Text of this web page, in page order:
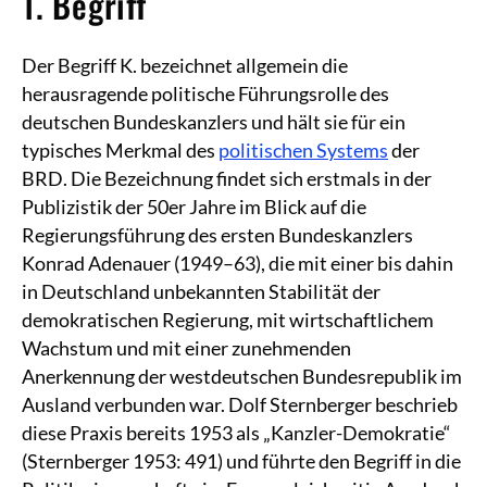
Der Begriff K. bezeichnet allgemein die
herausragende politische Führungsrolle des
deutschen Bundeskanzlers und hält sie für ein
typisches Merkmal des politischen Systemsder
BRD. Die Bezeichnung findet sich erstmals in der
Publizistik der 50er Jahre im Blick auf die
Regierungsführung des ersten Bundeskanzlers
Konrad Adenauer (1949–63), die mit einer bis dahin
in Deutschland unbekannten Stabilität der
demokratischen Regierung, mit wirtschaftlichem
Wachstum und mit einer zunehmenden
Anerkennung der westdeutschen Bundesrepublik im
Ausland verbunden war. Dolf Sternberger beschrieb
diese Praxis bereits 1953 als „Kanzler-Demokratie“
(Sternberger 1953: 491) und führte den Begriff in die